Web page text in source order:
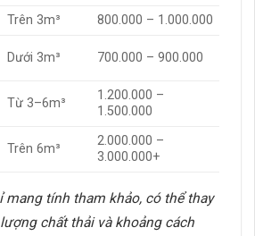
Trên 3m³
800.000 – 1.000.000
Dưới 3m³ 700.000 – 900.000
Từ 3–6m³
1.200.000 –
1.500.000
Trên 6m³
2.000.000 –
3.000.000+
mang tính tham khảo, có thể thay
chất thải và khoảng cách